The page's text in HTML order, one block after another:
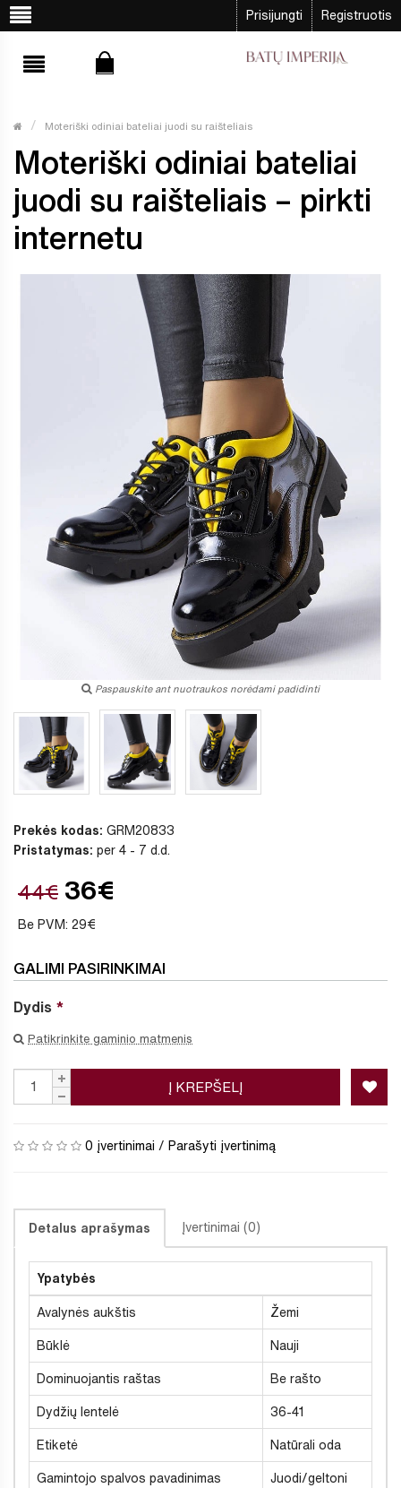
Prisijungti Registruotis
Moteriški odiniai bateliai juodi su raišteliais
Moteriški odiniai bateliai
juodi su raišteliais – pirkti
internetu
Paspauskite ant nuotraukos norėdami padidinti
Prekės kodas: GRM20833
Pristatymas: per 4 - 7 d.d.
44€ 36€
Be PVM: 29€
GALIMI PASIRINKIMAI
Dydis
Patikrinkite gaminio matmenis
Į KREPŠELĮ
0 įvertinimai / Parašyti įvertinimą
Detalus aprašymas Įvertinimai (0)
Ypatybės
Avalynės aukštis Žemi
Būklė Nauji
Dominuojantis raštas Be rašto
Dydžių lentelė 36-41
Etiketė Natūrali oda
Gamintojo spalvos pavadinimas Juodi/geltoni